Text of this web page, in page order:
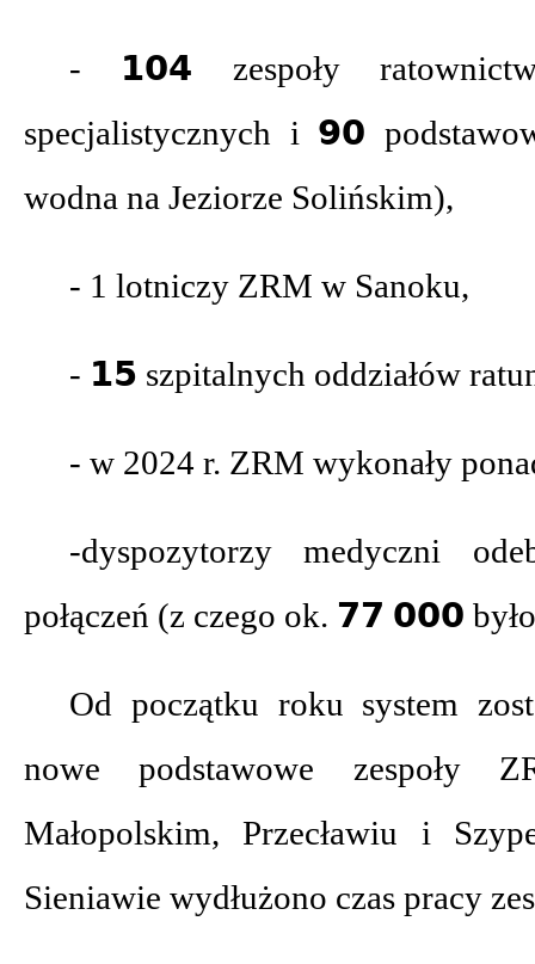
- 𝟭𝟬𝟰 zespoły
specjalistycznych i 𝟵𝟬
wodna na Jeziorze Solińskim),
- 1 lotniczy ZRM w Sanoku,
- 𝟭𝟱 szpitalnych oddziałów
- w 2024 r. ZRM wykonały
-dyspozytorzy medyczni
połączeń (z czego ok. 𝟳𝟳 𝟬𝟬𝟬
Od początku roku system
nowe podstawowe zespoły
Małopolskim, Przecławiu i
Sieniawie wydłużono czas pracy